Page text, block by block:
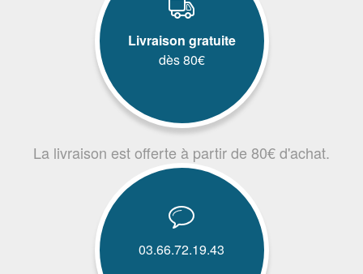
Livraison gratuite
dès 80€
La livraison est offerte à partir de 80€ d'achat.
03.66.72.19.43